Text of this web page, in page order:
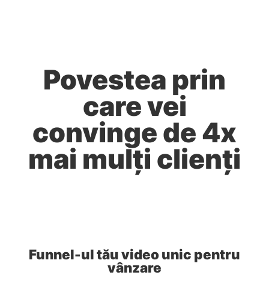
Povestea prin
care vei
convinge de 4x
mai mulți clienți
Funnel-ul tău video unic pentru
vânzare